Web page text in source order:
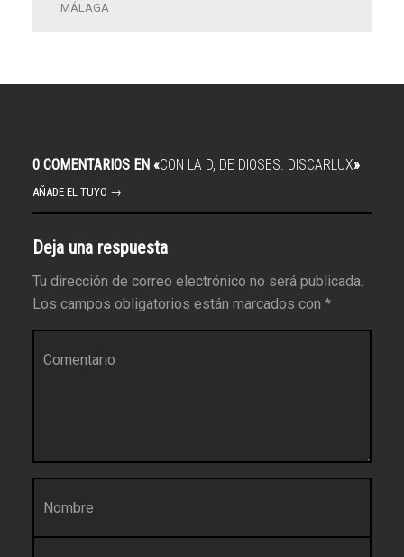
MÁLAGA
0 COMENTARIOS EN «CON LA D, DE DIOSES. DISCARLUX»
AÑADE EL TUYO →
Deja una respuesta
Tu dirección de correo electrónico no será publicada.
Los campos obligatorios están marcados con *
Nombre
*